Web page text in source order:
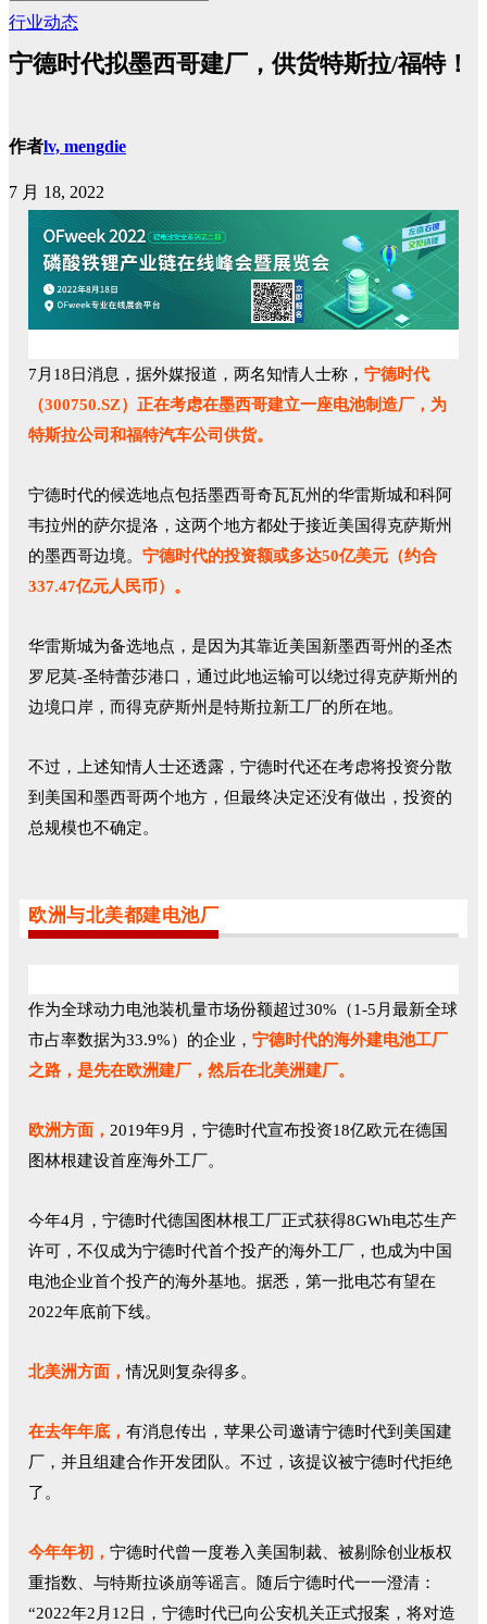
行业动态
宁德时代拟墨西哥建厂，供货特斯拉/福特！
作者lv, mengdie
7 月 18, 2022
7月18日消息，据外媒报道，两名知情人士称， 宁德时代
（300750.SZ）正在考虑在墨西哥建立一座电池制造厂，为
特斯拉公司和福特汽车公司供货。
宁德时代的候选地点包括墨西哥奇瓦瓦州的华雷斯城和科阿
韦拉州的萨尔提洛，这两个地方都处于接近美国得克萨斯州
的墨西哥边境。 宁德时代的投资额或多达50亿美元（约合
337.47亿元人民币）。
华雷斯城为备选地点，是因为其靠近美国新墨西哥州的圣杰
罗尼莫-圣特蕾莎港口，通过此地运输可以绕过得克萨斯州的
边境口岸，而得克萨斯州是特斯拉新工厂的所在地。
不过，上述知情人士还透露，宁德时代还在考虑将投资分散
到美国和墨西哥两个地方，但最终决定还没有做出，投资的
总规模也不确定。
欧洲与北美都建电池厂
作为全球动力电池装机量市场份额超过30%（1-5月最新全球
市占率数据为33.9%）的企业， 宁德时代的海外建电池工厂
之路，是先在欧洲建厂，然后在北美洲建厂。
欧洲方面， 2019年9月，宁德时代宣布投资18亿欧元在德国
图林根建设首座海外工厂。
今年4月，宁德时代德国图林根工厂正式获得8GWh电芯生产
许可，不仅成为宁德时代首个投产的海外工厂，也成为中国
电池企业首个投产的海外基地。据悉，第一批电芯有望在
2022年底前下线。
北美洲方面，情况则复杂得多。
在去年年底， 有消息传出，苹果公司邀请宁德时代到美国建
厂，并且组建合作开发团队。不过，该提议被宁德时代拒绝
了。
今年年初， 宁德时代曾一度卷入美国制裁、被剔除创业板权
重指数、与特斯拉谈崩等谣言。随后宁德时代一一澄清：
“2022年2月12日，宁德时代已向公安机关正式报案，将对造